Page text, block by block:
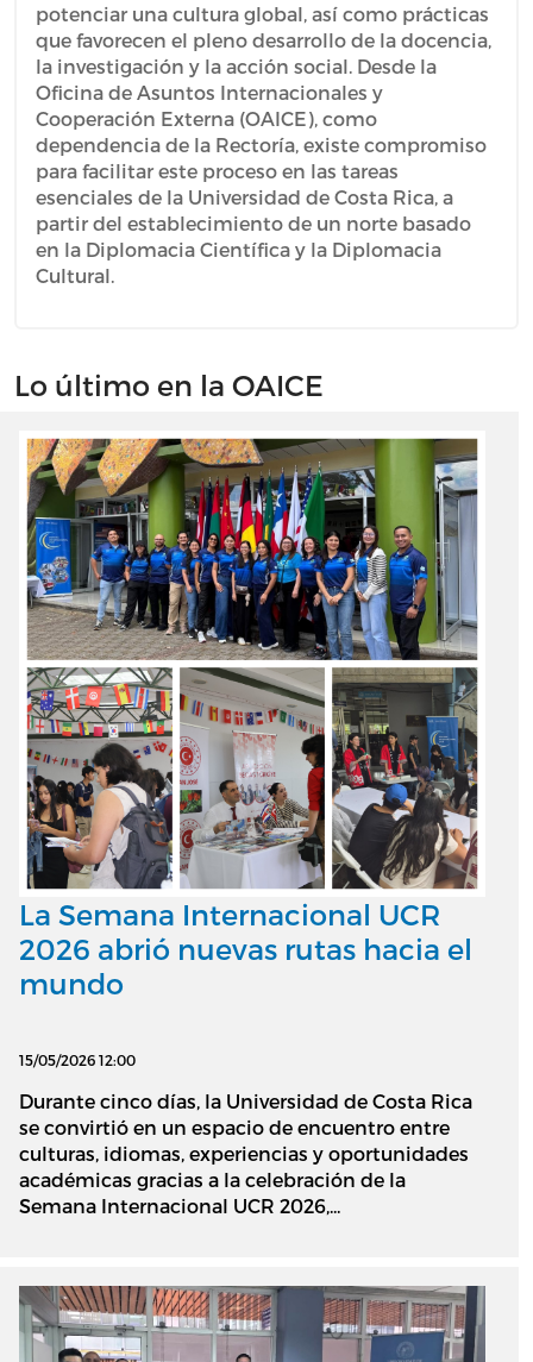
potenciar una cultura global, así como prácticas
que favorecen el pleno desarrollo de la docencia,
la investigación y la acción social. Desde la
Oficina de Asuntos Internacionales y
Cooperación Externa (OAICE), como
dependencia de la Rectoría, existe compromiso
para facilitar este proceso en las tareas
esenciales de la Universidad de Costa Rica, a
partir del establecimiento de un norte basado
en la Diplomacia Científica y la Diplomacia
Cultural.
Lo último en la OAICE
La Semana Internacional UCR
2026 abrió nuevas rutas hacia el
mundo
15/05/2026 12:00
Durante cinco días, la Universidad de Costa Rica
se convirtió en un espacio de encuentro entre
culturas, idiomas, experiencias y oportunidades
académicas gracias a la celebración de la
Semana Internacional UCR 2026,...